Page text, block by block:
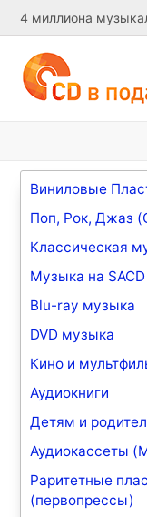
4 миллиона
Виниловые
Поп, Рок, Джаз
Классическая
Музыка на SACD
Blu-ray музыка
DVD музыка
Кино и
Аудиокниги
Детям и
Аудиокассеты
Раритетные
(первопрессы)